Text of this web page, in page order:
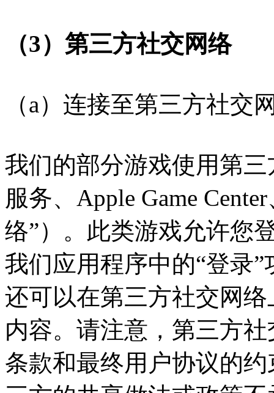
（3）第三方社交网络
（a）连接至第三方社交
我们的部分游戏使用第三
服务、Apple Game
络”）。此类游戏允许您
我们应用程序中的“登录
还可以在第三方社交网
内容。请注意，第三方
条款和最终用户协议的